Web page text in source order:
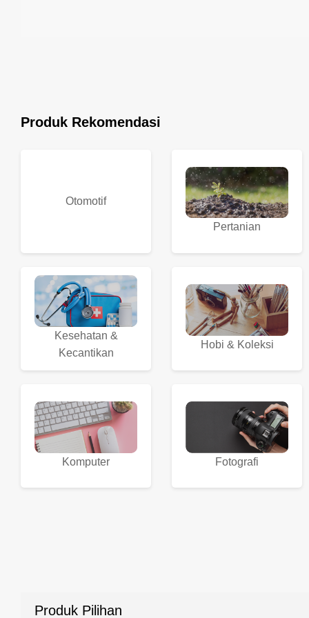
Produk Rekomendasi
Otomotif
Pertanian
Kesehatan &
Kecantikan
Hobi & Koleksi
Komputer Fotografi
Produk Pilihan